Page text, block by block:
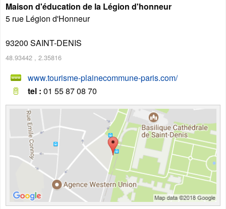
Maison d'éducation de la Légion d'honneur
5 rue Légion d'Honneur
93200 SAINT-DENIS
48.93442 , 2.35816
www.tourisme-plainecommune-paris.com/
tel : 01 55 87 08 70